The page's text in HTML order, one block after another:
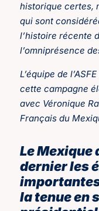
historique certes,
qui sont
l’histoire récente
l’omniprésence
L’équipe de
cette campagne
avec Véronique
Français du
Le Mexique
dernier les
la tenue en